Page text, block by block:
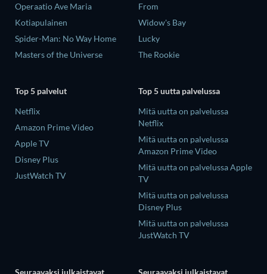
Operaatio Ave Maria
Kotiapulainen
Spider-Man: No Way Home
Masters of the Universe
From
Widow's Bay
Lucky
The Rookie
Top 5 palvelut
Netflix
Amazon Prime Video
Apple TV
Disney Plus
JustWatch TV
Top 5 uutta palvelussa
Mitä uutta on palvelussa
Netflix
Mitä uutta on palvelussa
Amazon Prime Video
Mitä uutta on palvelussa Apple
TV
Mitä uutta on palvelussa
Disney Plus
Mitä uutta on palvelussa
JustWatch TV
Seuraavaksi julkaistavat Seuraavaksi julkaistavat